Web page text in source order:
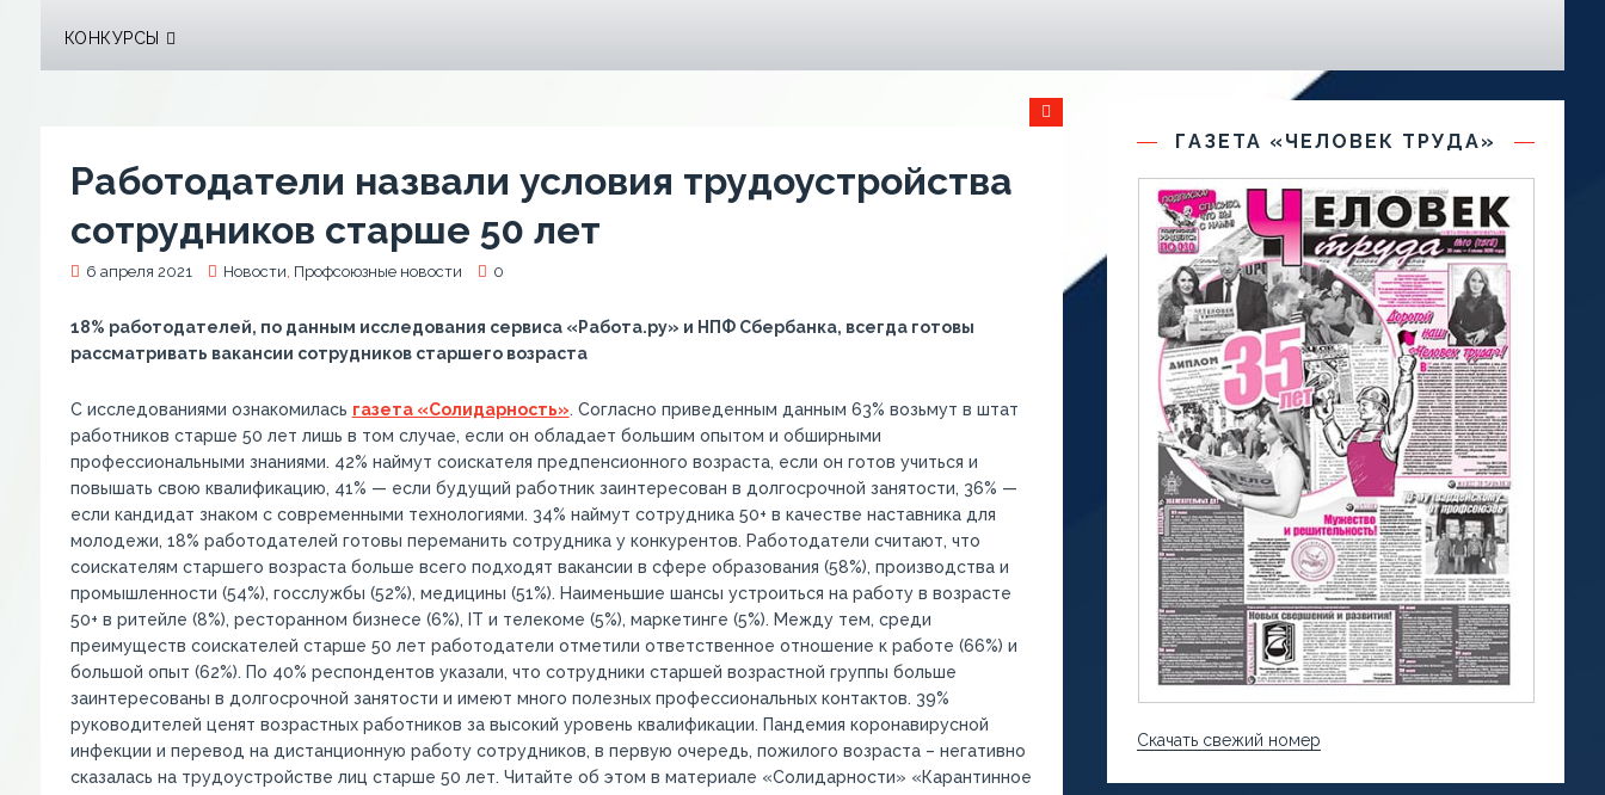
КОНКУРСЫ
Работодатели назвали условия трудоустройства
сотрудников старше 50 лет
6 апреля 2021 Новости, Профсоюзные новости 0
18% работодателей, по данным исследования сервиса «Работа.ру» и НПФ Сбербанка, всегда готовы
рассматривать вакансии сотрудников старшего возраста
С исследованиями ознакомилась газета «Солидарность». Согласно приведенным данным 63% возьмут в штат
работников старше 50 лет лишь в том случае, если он обладает большим опытом и обширными
профессиональными знаниями. 42% наймут соискателя предпенсионного возраста, если он готов учиться и
повышать свою квалификацию, 41% — если будущий работник заинтересован в долгосрочной занятости, 36% —
если кандидат знаком с современными технологиями. 34% наймут сотрудника 50+ в качестве наставника для
молодежи, 18% работодателей готовы переманить сотрудника у конкурентов. Работодатели считают, что
соискателям старшего возраста больше всего подходят вакансии в сфере образования (58%), производства и
промышленности (54%), госслужбы (52%), медицины (51%). Наименьшие шансы устроиться на работу в возрасте
50+ в ритейле (8%), ресторанном бизнесе (6%), IT и телекоме (5%), маркетинге (5%). Между тем, среди
преимуществ соискателей старше 50 лет работодатели отметили ответственное отношение к работе (66%) и
большой опыт (62%). По 40% респондентов указали, что сотрудники старшей возрастной группы больше
заинтересованы в долгосрочной занятости и имеют много полезных профессиональных контактов. 39%
руководителей ценят возрастных работников за высокий уровень квалификации. Пандемия коронавирусной
инфекции и перевод на дистанционную работу сотрудников, в первую очередь, пожилого возраста – негативно
сказалась на трудоустройстве лиц старше 50 лет. Читайте об этом в материале «Солидарности» «Карантинное
ГАЗЕТА «ЧЕЛОВЕК ТРУДА»
Скачать свежий номер